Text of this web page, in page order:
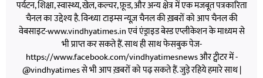
पर्यटन, शिक्षा, स्वास्थ्य, खेल, कल्चर, फ़ूड, और अन्य क्षेत्र में एक मजबूत पत्रकारिता
चैनल का उद्देश्य है. विन्ध्या टाइम्स न्यूज़ चैनल की ख़बरों को आप चैनल की
वेबसाइट-www.vindhyatimes.in एवं एंड्राइड बेस्ड एप्लीकेशन के माध्यम से
भी प्राप्त कर सकते हैं. साथ ही साथ फेसबुक पेज-
https://www.facebook.com/vindhyatimesnews और ट्वीटर में -
@vindhyatimes से भी आप ख़बरों को पढ़ सकते हैं. जुड़े रहिये हमारे साथ |